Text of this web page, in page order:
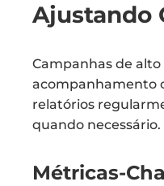
Ajustando
Campanhas de
acompanhamento
relatórios
quando necessário.
Métricas-